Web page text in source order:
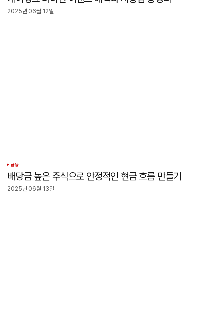
2025년 06월 12일
금융
배당금 높은 주식으로 안정적인 현금 흐름 만들기
2025년 06월 13일